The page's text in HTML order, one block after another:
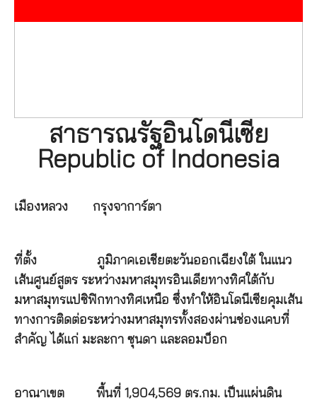
สาธารณรัฐอินโดนีเซีย
Republic of Indonesia
เมืองหลวง กรุงจาการ์ตา
ที่ตั้ง ภูมิภาคเอเชียตะวันออกเฉียงใต้ ในแนว
เส้นศูนย์สูตร ระหว่างมหาสมุทรอินเดียทางทิศใต้กับ
มหาสมุทรแปซิฟิกทางทิศเหนือ ซึ่งทำให้อินโดนีเซียคุมเส้น
ทางการติดต่อระหว่างมหาสมุทรทั้งสองผ่านช่องแคบที่
สำคัญ ได้แก่ มะละกา ซุนดา และลอมบ็อก
อาณาเขต พื้นที่ 1,904,569 ตร.กม. เป็นแผ่นดิน